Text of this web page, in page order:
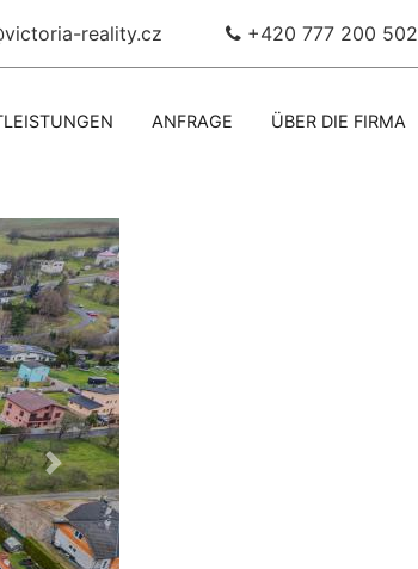
reality.cz +420 777 200 502
ANFRAGE ÜBER DIE FIRMA
Další